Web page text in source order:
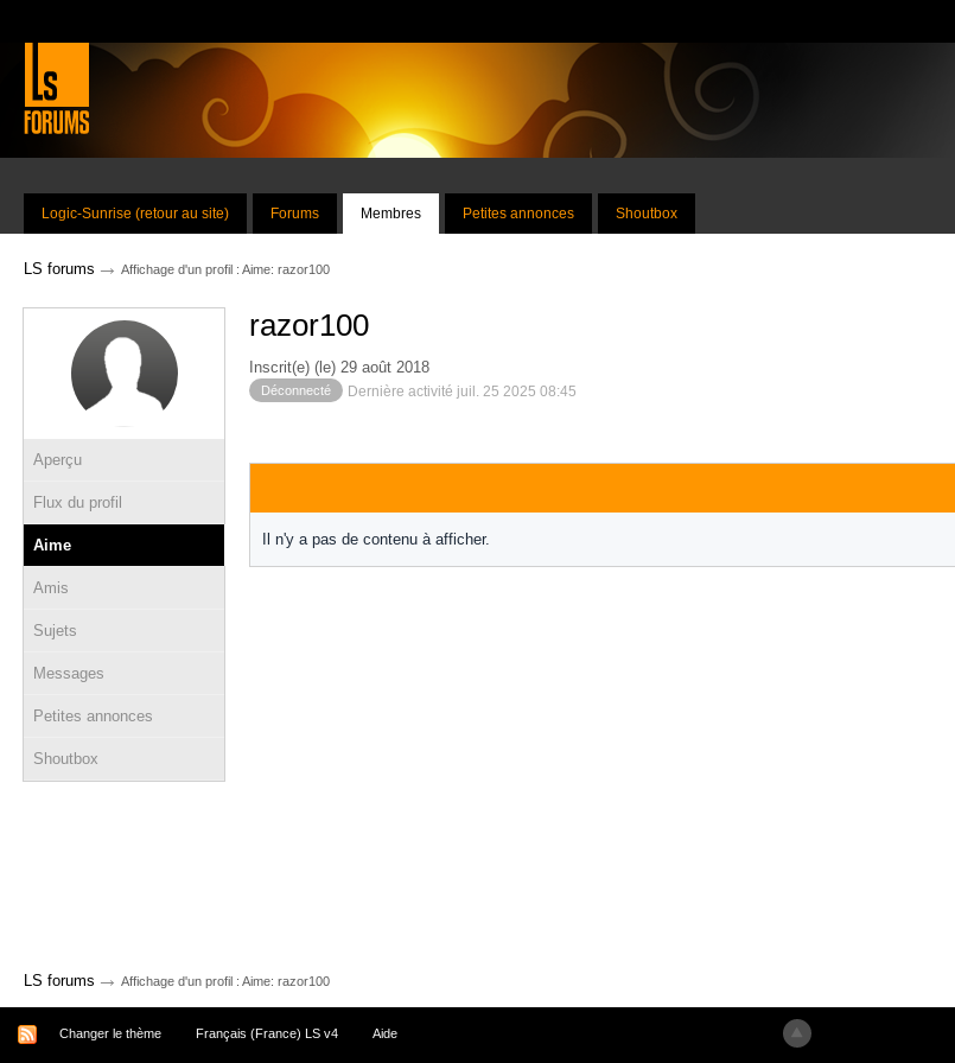
Logic-Sunrise (retour au site) Forums Membres Petites annonces Shoutbox
LS forums → Affichage d'un profil : Aime: razor100
Aperçu
Flux du profil
Aime
Amis
Sujets
Messages
Petites annonces
Shoutbox
razor100
Inscrit(e) (le) 29 août 2018
Déconnecté Dernière activité juil. 25 2025 08:45
Il n'y a pas de contenu à afficher.
LS forums → Affichage d'un profil : Aime: razor100
Changer le thème Français (France) LS v4 Aide